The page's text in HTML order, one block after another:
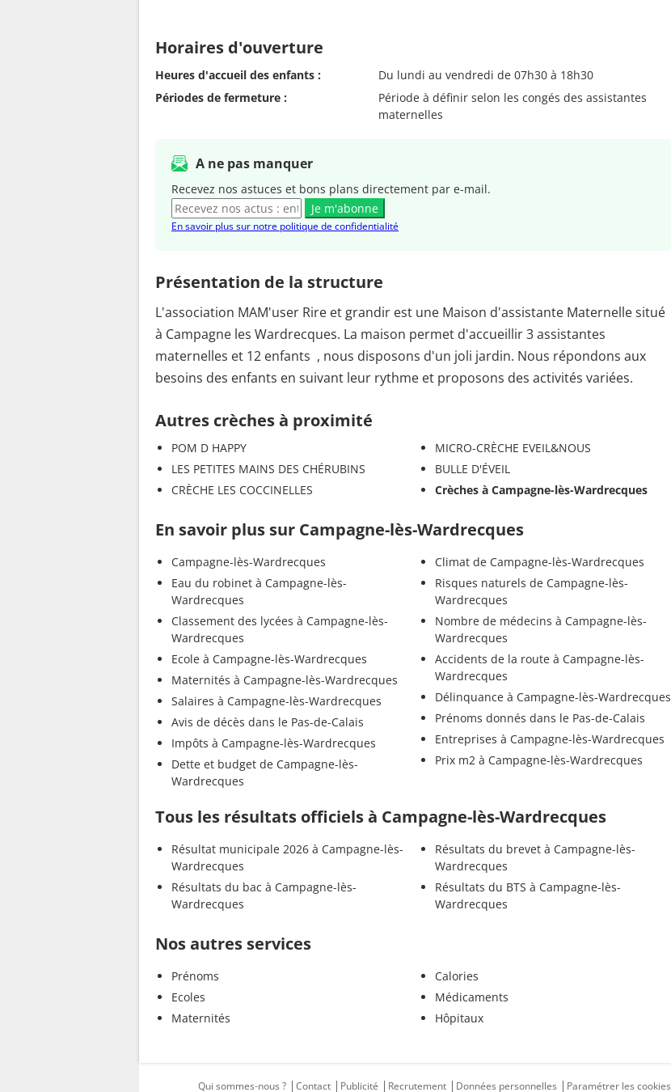
Horaires d'ouverture
Heures d'accueil des enfants :
Du lundi au vendredi de 07h30 à 18h30
Périodes de fermeture :
Période à définir selon les congés des assistantes
maternelles
A ne pas manquer
Recevez nos astuces et bons plans directement par e-mail.
Je m'abonne
En savoir plus sur notre politique de confidentialité
Présentation de la structure
L'association MAM'user Rire et grandir est une Maison d'assistante Maternelle situé
à Campagne les Wardrecques. La maison permet d'accueillir 3 assistantes
maternelles et 12 enfants , nous disposons d'un joli jardin. Nous répondons aux
besoins des enfants en suivant leur rythme et proposons des activités variées.
Autres crèches à proximité
POM D HAPPY
LES PETITES MAINS DES CHÉRUBINS
CRÈCHE LES COCCINELLES
MICRO-CRÈCHE EVEIL&NOUS
BULLE D'ÉVEIL
Crèches à Campagne-lès-Wardrecques
En savoir plus sur Campagne-lès-Wardrecques
Campagne-lès-Wardrecques
Eau du robinet à Campagne-lès-
Wardrecques
Classement des lycées à Campagne-lès-
Wardrecques
Ecole à Campagne-lès-Wardrecques
Maternités à Campagne-lès-Wardrecques
Salaires à Campagne-lès-Wardrecques
Avis de décès dans le Pas-de-Calais
Impôts à Campagne-lès-Wardrecques
Dette et budget de Campagne-lès-
Wardrecques
Climat de Campagne-lès-Wardrecques
Risques naturels de Campagne-lès-
Wardrecques
Nombre de médecins à Campagne-lès-
Wardrecques
Accidents de la route à Campagne-lès-
Wardrecques
Délinquance à Campagne-lès-Wardrecques
Prénoms donnés dans le Pas-de-Calais
Entreprises à Campagne-lès-Wardrecques
Prix m2 à Campagne-lès-Wardrecques
Tous les résultats officiels à Campagne-lès-Wardrecques
Résultat municipale 2026 à Campagne-lès-
Wardrecques
Résultats du bac à Campagne-lès-
Wardrecques
Résultats du brevet à Campagne-lès-
Wardrecques
Résultats du BTS à Campagne-lès-
Wardrecques
Nos autres services
Prénoms
Ecoles
Maternités
Calories
Médicaments
Hôpitaux
Qui sommes-nous ? Contact Publicité Recrutement Données personnelles Paramétrer les cookies